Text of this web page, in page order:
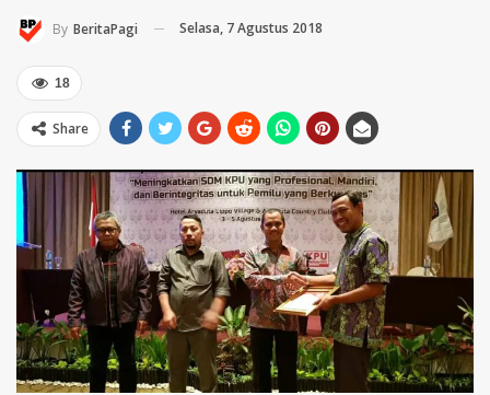
By BeritaPagi Selasa, 7 Agustus 2018
18
Share